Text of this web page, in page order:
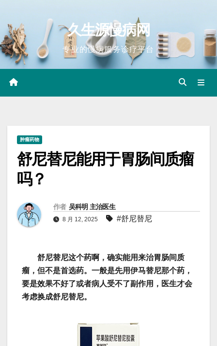
content
久生源慢病网
专业的慢病服务诊疗平台
肿瘤药物
舒尼替尼能用于胃肠间质瘤
吗？
作者 吴科明 主治医生
8 月 12, 2025 #舒尼替尼
舒尼替尼这个药啊，确实能用来治胃肠间质
瘤，但不是首选药。一般是先用伊马替尼那个药，
要是效果不好了或者病人受不了副作用，医生才会
考虑换成舒尼替尼。